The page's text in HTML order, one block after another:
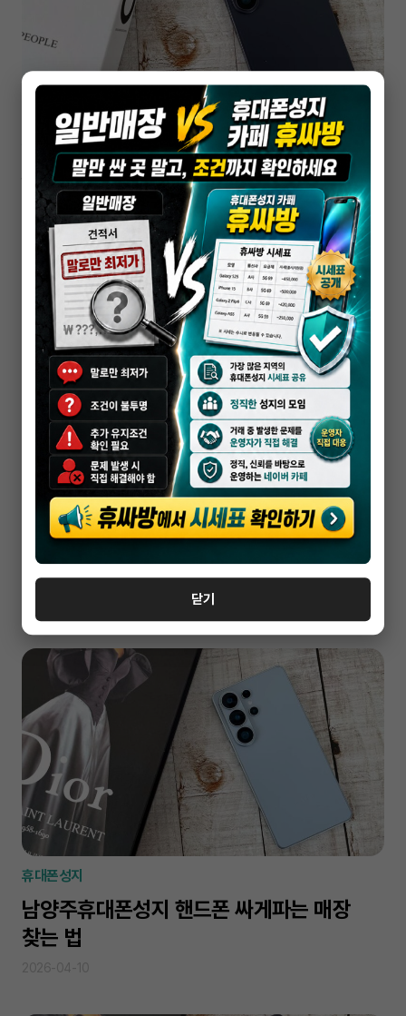
광주휴대폰성지
광주 휴대폰 성지 핸드폰 싸게 파는 곳 찾는
방법
2026-04-16
휴대폰성지
의정부휴대폰성지 핸드폰 할인 많이 해주는
매장
휴대폰성지
남양주휴대폰성지 핸드폰 싸게파는 매장
찾는 법
닫기